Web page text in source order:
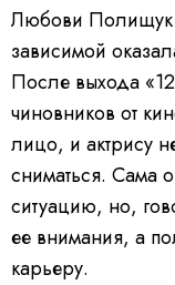
Любови Полищук
зависимой
После выхода
чиновников от
лицо, и актрису
сниматься. Сама
ситуацию, но,
ее внимания, а
карьеру.